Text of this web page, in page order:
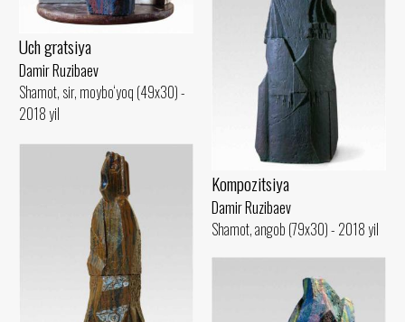
Uch gratsiya
Damir Ruzibaev
Shamot, sir, moybo‘yoq (49x30) -
2018 yil
Kompozitsiya
Damir Ruzibaev
Shamot, angob (79x30) - 2018 yil